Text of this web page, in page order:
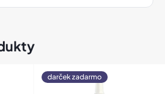
darček zadarmo